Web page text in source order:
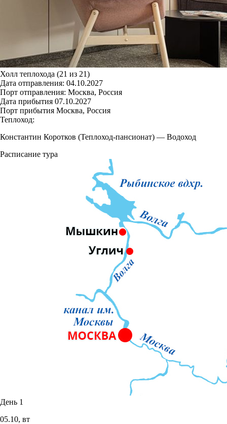
Холл теплохода (21 из 21)
Дата отправления: 04.10.2027
Порт отправления: Москва, Россия
Дата прибытия 07.10.2027
Порт прибытия Москва, Россия
Теплоход:
Константин Коротков (Теплоход-пансионат) — Водоход
Расписание тура
День 1
05.10, вт